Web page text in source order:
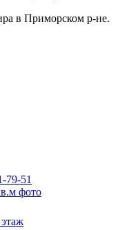
в Приморском р-не.
79-51